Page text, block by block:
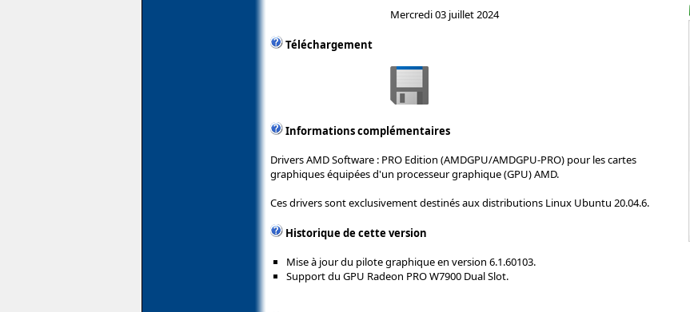
Mercredi 03 juillet 2024
Téléchargement
Informations complémentaires
Drivers AMD Software : PRO Edition (AMDGPU/AMDGPU-PRO) pour les cartes
graphiques équipées d'un processeur graphique (GPU) AMD.
Ces drivers sont exclusivement destinés aux distributions Linux Ubuntu 20.04.6.
Historique de cette version
Mise à jour du pilote graphique en version 6.1.60103.
Support du GPU Radeon PRO W7900 Dual Slot.